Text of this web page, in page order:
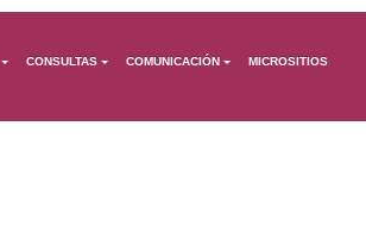
CONSULTAS COMUNICACIÓN MICROSITIOS